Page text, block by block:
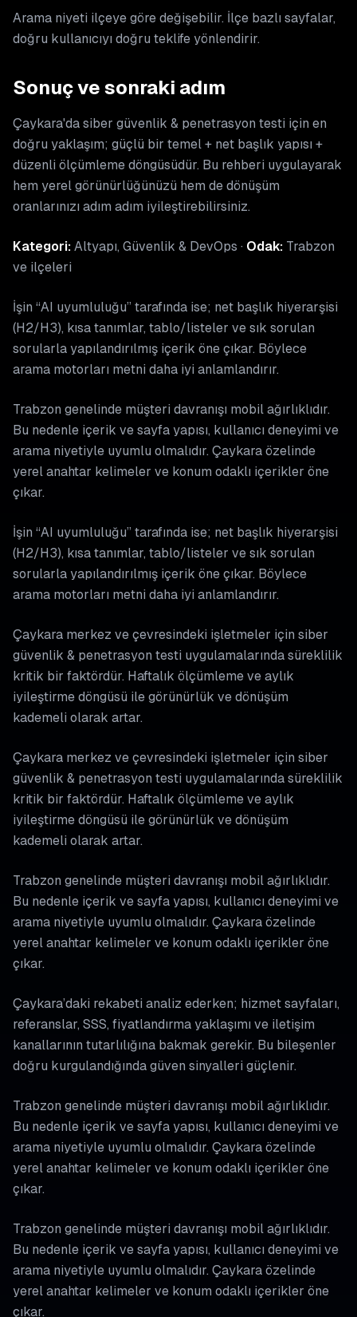
Arama niyeti ilçeye göre değişebilir. İlçe bazlı sayfalar,
doğru kullanıcıyı doğru teklife yönlendirir.
Sonuç ve sonraki adım
Çaykara'da siber güvenlik & penetrasyon testi için en
doğru yaklaşım; güçlü bir temel + net başlık yapısı +
düzenli ölçümleme döngüsüdür. Bu rehberi uygulayarak
hem yerel görünürlüğünüzü hem de dönüşüm
oranlarınızı adım adım iyileştirebilirsiniz.
Kategori:Altyapı, Güvenlik & DevOps · Odak: Trabzon
ve ilçeleri
İşin “AI uyumluluğu” tarafında ise; net başlık hiyerarşisi
(H2/H3), kısa tanımlar, tablo/listeler ve sık sorulan
sorularla yapılandırılmış içerik öne çıkar. Böylece
arama motorları metni daha iyi anlamlandırır.
Trabzon genelinde müşteri davranışı mobil ağırlıklıdır.
Bu nedenle içerik ve sayfa yapısı, kullanıcı deneyimi ve
arama niyetiyle uyumlu olmalıdır. Çaykara özelinde
yerel anahtar kelimeler ve konum odaklı içerikler öne
çıkar.
İşin “AI uyumluluğu” tarafında ise; net başlık hiyerarşisi
(H2/H3), kısa tanımlar, tablo/listeler ve sık sorulan
sorularla yapılandırılmış içerik öne çıkar. Böylece
arama motorları metni daha iyi anlamlandırır.
Çaykara merkez ve çevresindeki işletmeler için siber
güvenlik & penetrasyon testi uygulamalarında süreklilik
kritik bir faktördür. Haftalık ölçümleme ve aylık
iyileştirme döngüsü ile görünürlük ve dönüşüm
kademeli olarak artar.
Çaykara merkez ve çevresindeki işletmeler için siber
güvenlik & penetrasyon testi uygulamalarında süreklilik
kritik bir faktördür. Haftalık ölçümleme ve aylık
iyileştirme döngüsü ile görünürlük ve dönüşüm
kademeli olarak artar.
Trabzon genelinde müşteri davranışı mobil ağırlıklıdır.
Bu nedenle içerik ve sayfa yapısı, kullanıcı deneyimi ve
arama niyetiyle uyumlu olmalıdır. Çaykara özelinde
yerel anahtar kelimeler ve konum odaklı içerikler öne
çıkar.
Çaykara’daki rekabeti analiz ederken; hizmet sayfaları,
referanslar, SSS, fiyatlandırma yaklaşımı ve iletişim
kanallarının tutarlılığına bakmak gerekir. Bu bileşenler
doğru kurgulandığında güven sinyalleri güçlenir.
Trabzon genelinde müşteri davranışı mobil ağırlıklıdır.
Bu nedenle içerik ve sayfa yapısı, kullanıcı deneyimi ve
arama niyetiyle uyumlu olmalıdır. Çaykara özelinde
yerel anahtar kelimeler ve konum odaklı içerikler öne
çıkar.
Trabzon genelinde müşteri davranışı mobil ağırlıklıdır.
Bu nedenle içerik ve sayfa yapısı, kullanıcı deneyimi ve
arama niyetiyle uyumlu olmalıdır. Çaykara özelinde
yerel anahtar kelimeler ve konum odaklı içerikler öne
çıkar.